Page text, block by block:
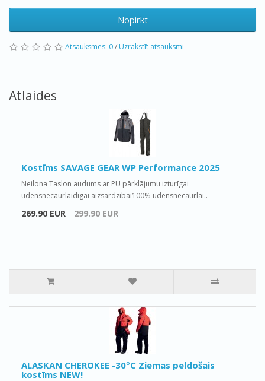
Nopirkt
Atsauksmes: 0/ Uzrakstīt atsauksmi
Atlaides
Kostīms SAVAGE GEAR WP Performance 2025
Neilona Taslon audums ar PU pārklājumu izturīgai
ūdensnecaurlaidīgai aizsardzībai100% ūdensnecaurlai..
269.90 EUR 299.90 EUR
ALASKAN CHEROKEE -30°C Ziemas peldošais
kostīms NEW!